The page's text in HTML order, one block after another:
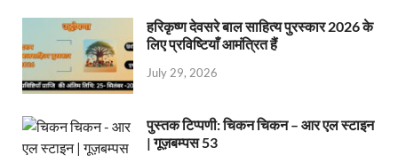
हरिकृष्ण देवसरे बाल साहित्य पुरस्कार 2026 के
लिए प्रविष्टियाँ आमंत्रित हैं
July 29, 2026
पुस्तक टिप्पणी: चिकन चिकन – आर एल स्टाइन
| गूज़बम्पस 53